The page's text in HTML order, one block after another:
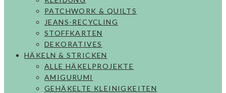
PATCHWORK & QUILTS
JEANS-RECYCLING
STOFFKARTEN
DEKORATIVES
HÄKELN & STRICKEN
ALLE HÄKELPROJEKTE
AMIGURUMI
GEHÄKELTE KLEINIGKEITEN